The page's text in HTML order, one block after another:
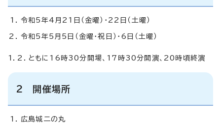
令和5年4月21日（金曜）・22日（土曜）
令和5年5月5日（金曜・祝日）・6日（土曜）
1．2．ともに16時30分開場、17時30分開演、20時頃終演
2 開催場所
広島城二の丸